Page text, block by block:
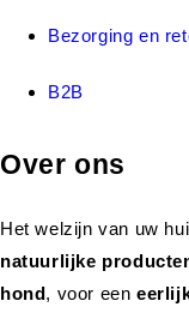
Bezorging en
B2B
Over ons
Het welzijn van uw
natuurlijke
hond, voor een